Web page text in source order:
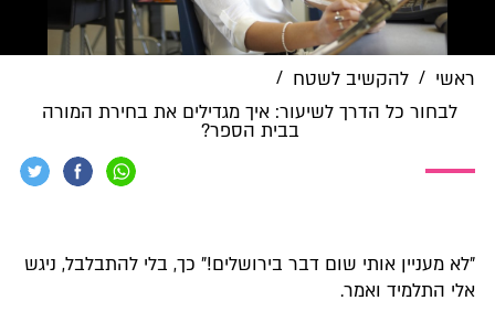
ראשי / להקשיב לשטח /
לבחור כל הדרך לשיעור: איך מגדילים את בחירת המורה
בבית הספר?
"לא מעניין אותי שום דבר בירושלים!" כך, בלי להתבלבל, ניגש
אלי התלמיד ואמר.